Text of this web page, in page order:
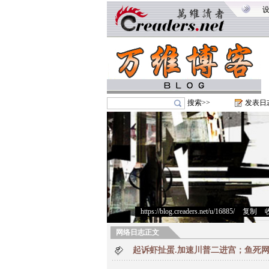
搜索>> 发表日
https://blog.creaders.net/u/16885/> 复制
网络日志正文
起诉虾扯蛋.加速川普二进宫；鱼死